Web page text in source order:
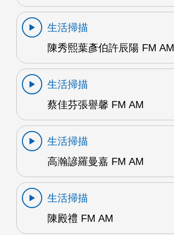
生活掃描
陳秀熙葉彥伯許辰陽 FM AM
生活掃描
蔡佳芬張譽馨 FM AM
生活掃描
高瀚諺羅曼嘉 FM AM
生活掃描
陳殿禮 FM AM